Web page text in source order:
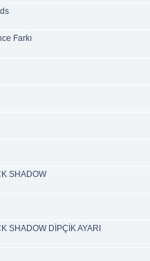
Farkı
SHADOW
SHADOW DİPÇİK AYARI